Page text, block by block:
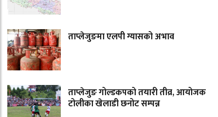
ताप्लेजुङमा एलपी ग्यासको अभाव
ताप्लेजुङ गोल्डकपको तयारी तीव्र, आयोजक
टोलीका खेलाडी छनोट सम्पन्न